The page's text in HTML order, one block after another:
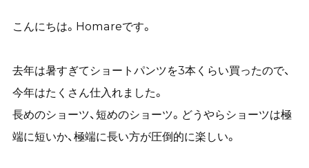
こんにちは。Homareです。
去年は暑すぎてショートパンツを3本くらい買ったので、
今年はたくさん仕入れました。
長めのショーツ、短めのショーツ。どうやらショーツは極
端に短いか、極端に長い方が圧倒的に楽しい。